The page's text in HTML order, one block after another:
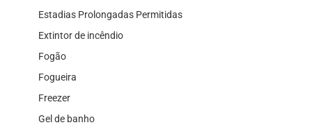
Estadias Prolongadas Permitidas
Extintor de incêndio
Fogão
Fogueira
Freezer
Gel de banho